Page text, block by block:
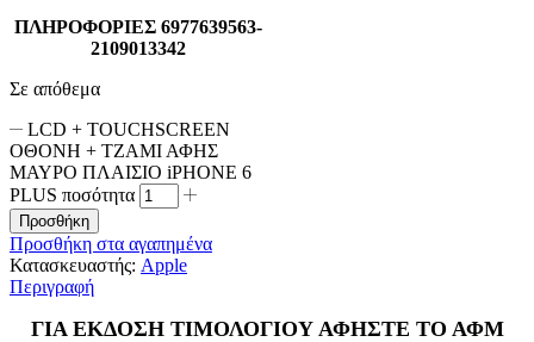
ΠΛΗΡΟΦΟΡΙΕΣ 6977639563-
2109013342
Σε απόθεμα
LCD + TOUCHSCREEN
ΟΘΟΝΗ + ΤΖΑΜΙ ΑΦΗΣ
ΜΑΥΡΟ ΠΛΑΙΣΙΟ iPHONE 6
PLUS ποσότητα
Προσθήκη
Προσθήκη στα αγαπημένα
Κατασκευαστής: Apple
Περιγραφή
ΓΙΑ ΕΚΔΟΣΗ ΤΙΜΟΛΟΓΙΟΥ ΑΦΗΣΤΕ ΤΟ ΑΦΜ